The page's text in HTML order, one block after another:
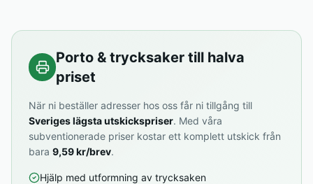
Porto & trycksaker till halva
priset
När ni beställer adresser hos oss får ni tillgång till
Sveriges lägsta utskickspriser. Med våra
subventionerade priser kostar ett komplett utskick från
bara 9,59 kr/brev.
Hjälp med utformning av trycksaken